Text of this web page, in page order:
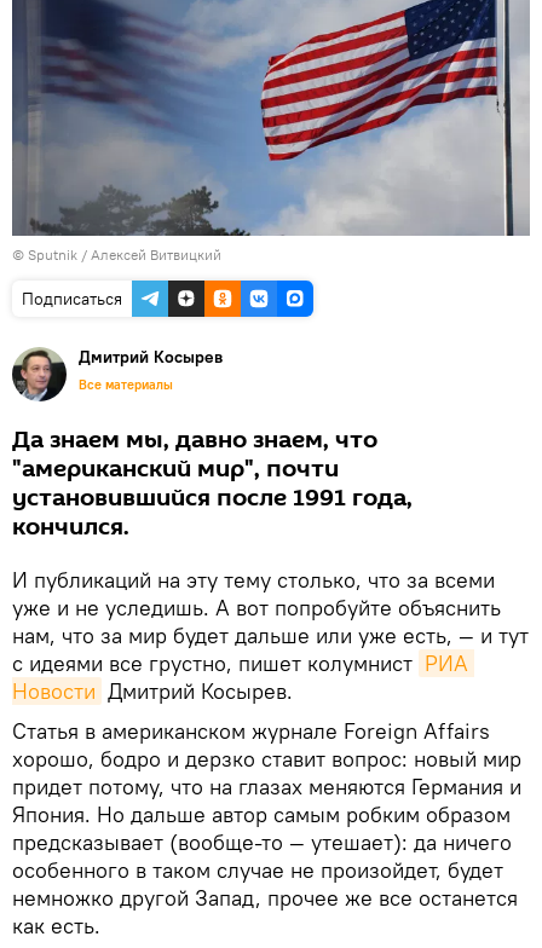
© Sputnik / Алексей Витвицкий
Подписаться
Дмитрий Косырев
Все материалы
Да знаем мы, давно знаем, что
"американский мир", почти
установившийся после 1991 года,
кончился.
И публикаций на эту тему столько, что за всеми
уже и не уследишь. А вот попробуйте объяснить
нам, что за мир будет дальше или уже есть, — и тут
с идеями все грустно, пишет колумнист РИА
Новости Дмитрий Косырев.
Статья в американском журнале Foreign Affairs
хорошо, бодро и дерзко ставит вопрос: новый мир
придет потому, что на глазах меняются Германия и
Япония. Но дальше автор самым робким образом
предсказывает (вообще-то — утешает): да ничего
особенного в таком случае не произойдет, будет
немножко другой Запад, прочее же все останется
как есть.